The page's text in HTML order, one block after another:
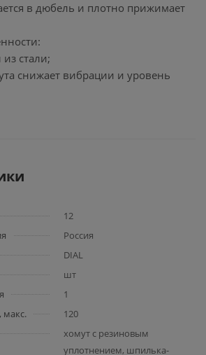
в дюбель и плотно прижимает
стали;
снижает вибрации и уровень
12
Россия
DIAL
шт
1
макс.
120
хомут с резиновым
уплотнением, шпилька-